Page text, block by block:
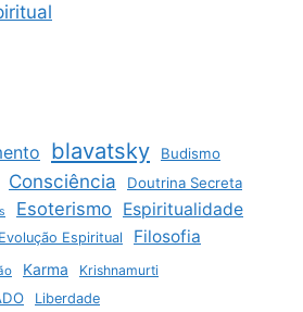
blavatsky Budismo
Consciência Doutrina Secreta
Esoterismo Espiritualidade
Evolução Espiritual Filosofia
Karma Krishnamurti
Liberdade